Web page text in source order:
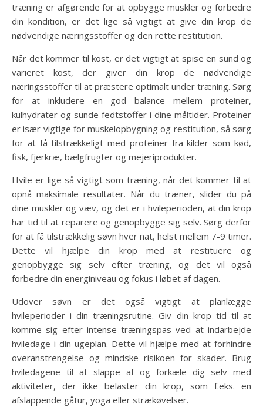
træning er afgørende for at opbygge muskler og forbedre
din kondition, er det lige så vigtigt at give din krop de
nødvendige næringsstoffer og den rette restitution.
Når det kommer til kost, er det vigtigt at spise en sund og
varieret kost, der giver din krop de nødvendige
næringsstoffer til at præstere optimalt under træning. Sørg
for at inkludere en god balance mellem proteiner,
kulhydrater og sunde fedtstoffer i dine måltider. Proteiner
er især vigtige for muskelopbygning og restitution, så sørg
for at få tilstrækkeligt med proteiner fra kilder som kød,
fisk, fjerkræ, bælgfrugter og mejeriprodukter.
Hvile er lige så vigtigt som træning, når det kommer til at
opnå maksimale resultater. Når du træner, slider du på
dine muskler og væv, og det er i hvileperioden, at din krop
har tid til at reparere og genopbygge sig selv. Sørg derfor
for at få tilstrækkelig søvn hver nat, helst mellem 7-9 timer.
Dette vil hjælpe din krop med at restituere og
genopbygge sig selv efter træning, og det vil også
forbedre din energiniveau og fokus i løbet af dagen.
Udover søvn er det også vigtigt at planlægge
hvileperioder i din træningsrutine. Giv din krop tid til at
komme sig efter intense træningspas ved at indarbejde
hviledage i din ugeplan. Dette vil hjælpe med at forhindre
overanstrengelse og mindske risikoen for skader. Brug
hviledagene til at slappe af og forkæle dig selv med
aktiviteter, der ikke belaster din krop, som f.eks. en
afslappende gåtur, yoga eller strækøvelser.